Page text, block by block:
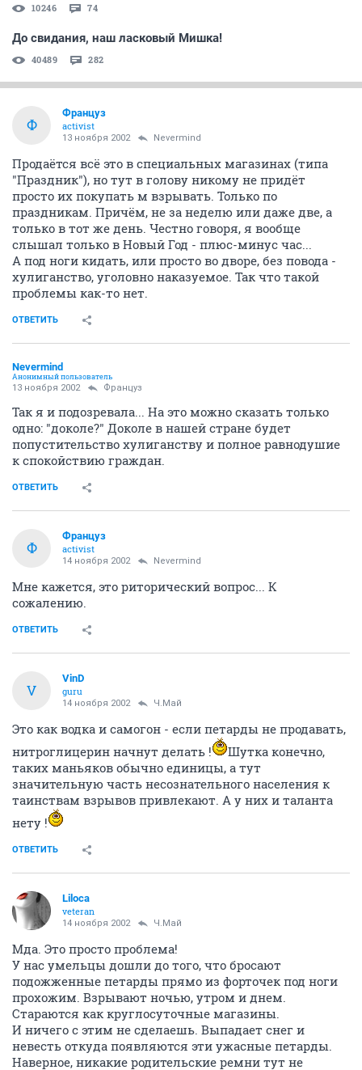
10246 74
До свидания, наш ласковый Мишка!
40489 282
Ф
Француз
activist
13 ноября 2002 Nevermind
Продаётся всё это в специальных магазинах (типа
"Праздник"), но тут в голову никому не придёт
просто их покупать м взрывать. Только по
праздникам. Причём, не за неделю или даже две, а
только в тот же день. Честно говоря, я вообще
слышал только в Новый Год - плюс-минус час...
А под ноги кидать, или просто во дворе, без повода -
хулиганство, уголовно наказуемое. Так что такой
проблемы как-то нет.
ОТВЕТИТЬ
Nevermind
Анонимный пользователь
13 ноября 2002 Француз
Так я и подозревала... На это можно сказать только
одно: "доколе?" Доколе в нашей стране будет
попустительство хулиганству и полное равнодушие
к спокойствию граждан.
ОТВЕТИТЬ
Ф
Француз
activist
14 ноября 2002 Nevermind
Мне кажется, это риторический вопрос... К
сожалению.
ОТВЕТИТЬ
V
VinD
guru
14 ноября 2002 Ч.Май
Это как водка и самогон - если петарды не продавать,
нитроглицерин начнут делать !
Шутка конечно,
таких маньяков обычно единицы, а тут
значительную часть несознательного населения к
таинствам взрывов привлекают. А у них и таланта
нету !
ОТВЕТИТЬ
Liloca
veteran
14 ноября 2002 Ч.Май
Мда. Это просто проблема!
У нас умельцы дошли до того, что бросают
подожженные петарды прямо из форточек под ноги
прохожим. Взрывают ночью, утром и днем.
Стараются как круглосуточные магазины.
И ничего с этим не сделаешь. Выпадает снег и
невесть откуда появляются эти ужасные петарды.
Наверное, никакие родительские ремни тут не